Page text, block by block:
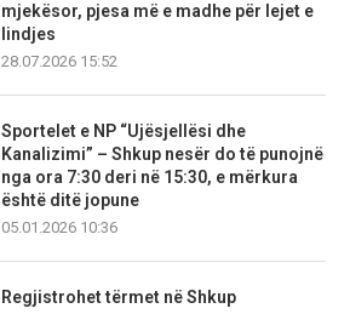
mjekësor, pjesa më e madhe për lejet e
lindjes
28.07.2026 15:52
Sportelet e NP “Ujësjellësi dhe
Kanalizimi” – Shkup nesër do të punojnë
nga ora 7:30 deri në 15:30, e mërkura
është ditë jopune
05.01.2026 10:36
Regjistrohet tërmet në Shkup